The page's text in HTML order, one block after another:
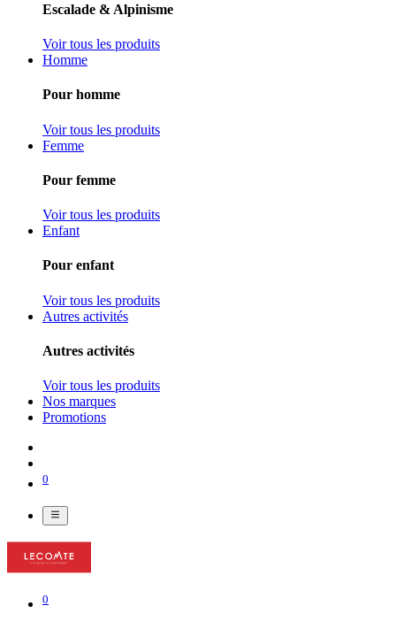
Escalade & Alpinisme
Voir tous les produits
Homme
Pour homme
Voir tous les produits
Femme
Pour femme
Voir tous les produits
Enfant
Pour enfant
Voir tous les produits
Autres activités
Autres activités
Voir tous les produits
Nos marques
Promotions
0
0